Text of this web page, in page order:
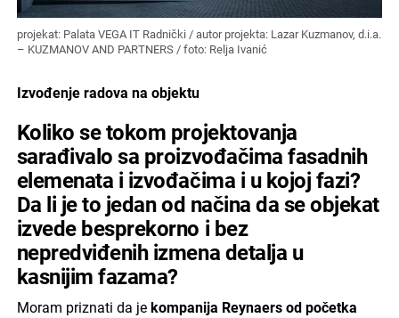
projekat: Palata VEGA IT Radnički / autor projekta: Lazar Kuzmanov, d.i.a.
– KUZMANOV AND PARTNERS / foto: Relja Ivanić
Izvođenje radova na objektu
Koliko se tokom projektovanja
sarađivalo sa proizvođačima fasadnih
elemenata i izvođačima i u kojoj fazi?
Da li je to jedan od načina da se objekat
izvede besprekorno i bez
nepredviđenih izmena detalja u
kasnijim fazama?
Moram priznati da je kompanija Reynaers od početka